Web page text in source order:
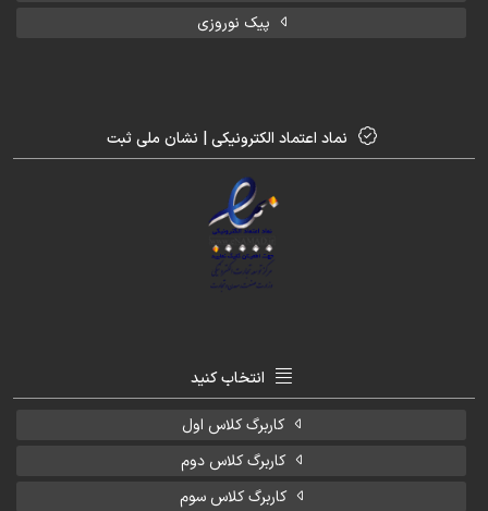
پیک نوروزی
نماد اعتماد الکترونیکی | نشان ملی ثبت
انتخاب کنید
کاربرگ کلاس اول
کاربرگ کلاس دوم
کاربرگ کلاس سوم